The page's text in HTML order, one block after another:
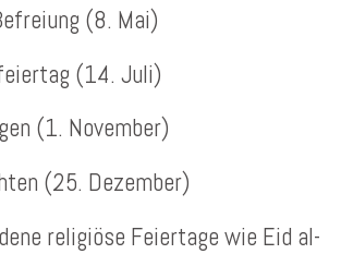
(8. Mai)
(14. Juli)
(1. November)
(25. Dezember)
religiöse Feiertage wie Eid al-